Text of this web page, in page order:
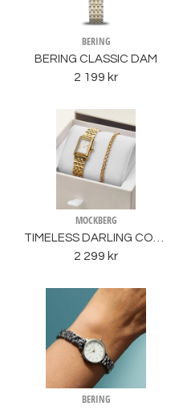
BERING
BERING CLASSIC DAM
2 199 kr
MOCKBERG
TIMELESS DARLING COMBO
2 299 kr
BERING